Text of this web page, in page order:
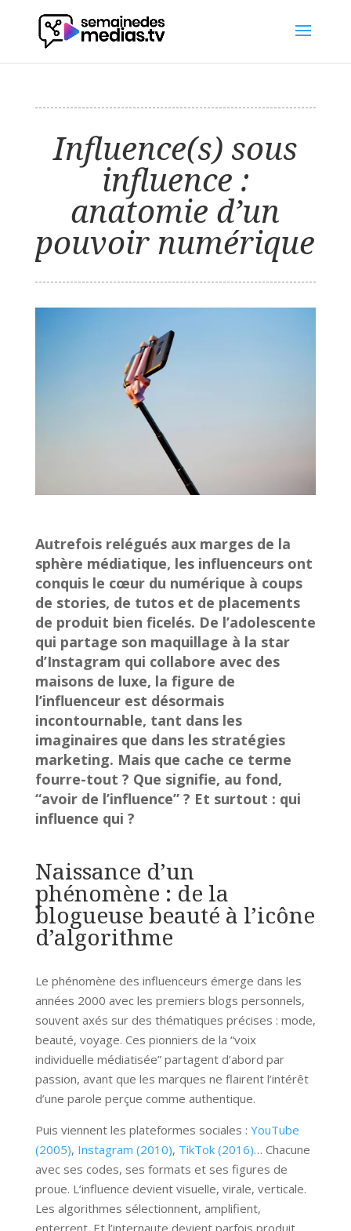
Influence(s) sous
influence :
anatomie d’un
pouvoir numérique
Autrefois relégués aux marges de la
sphère médiatique, les influenceurs ont
conquis le cœur du numérique à coups
de stories, de tutos et de placements
de produit bien ficelés. De l’adolescente
qui partage son maquillage à la star
d’Instagram qui collabore avec des
maisons de luxe, la figure de
l’influenceur est désormais
incontournable, tant dans les
imaginaires que dans les stratégies
marketing. Mais que cache ce terme
fourre-tout ? Que signifie, au fond,
“avoir de l’influence” ? Et surtout : qui
influence qui ?
Naissance d’un
phénomène : de la
blogueuse beauté à l’icône
d’algorithme
Le phénomène des influenceurs émerge dans les
années 2000 avec les premiers blogs personnels,
souvent axés sur des thématiques précises : mode,
beauté, voyage. Ces pionniers de la “voix
individuelle médiatisée” partagent d’abord par
passion, avant que les marques ne flairent l’intérêt
d’une parole perçue comme authentique.
Puis viennent les plateformes sociales : YouTube
(2005), Instagram (2010), TikTok (2016)… Chacune
avec ses codes, ses formats et ses figures de
proue. L’influence devient visuelle, virale, verticale.
Les algorithmes sélectionnent, amplifient,
enterrent. Et l’internaute devient parfois produit